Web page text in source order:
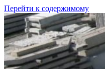
Перейти к содержимому